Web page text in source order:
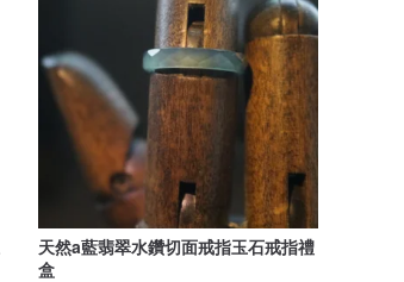
天然a藍翡翠水鑽切面戒指玉石戒指禮
盒